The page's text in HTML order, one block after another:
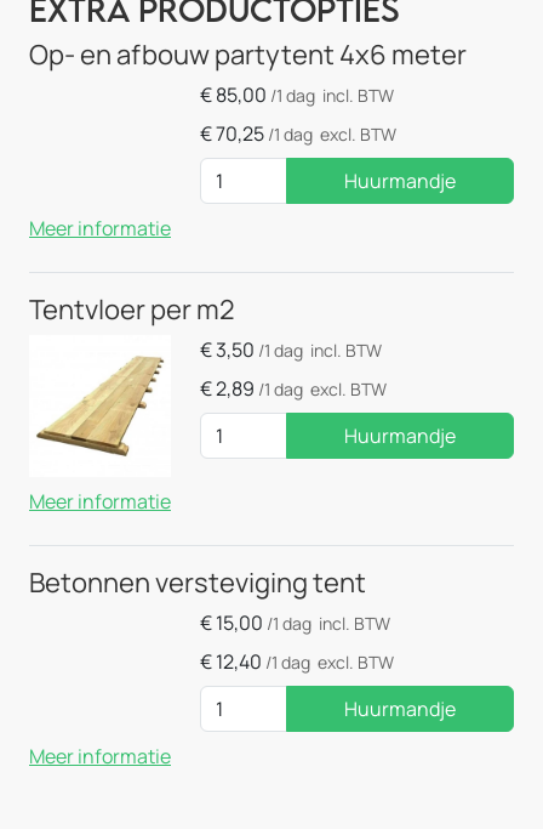
Extra Productopties
Op- en afbouw partytent 4x6 meter
€85,00 /1 dag incl. BTW
€70,25 /1 dag excl. BTW
Huurmandje
Meer informatie
Tentvloer per m2
€3,50 /1 dag incl. BTW
€2,89 /1 dag excl. BTW
Huurmandje
Meer informatie
Betonnen versteviging tent
€15,00 /1 dag incl. BTW
€12,40 /1 dag excl. BTW
Huurmandje
Meer informatie